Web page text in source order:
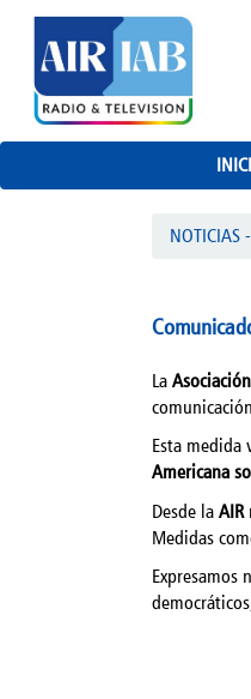
NOTICIAS
La
Esta medida
Americana
Desde la AIR
Medidas
Expresamos